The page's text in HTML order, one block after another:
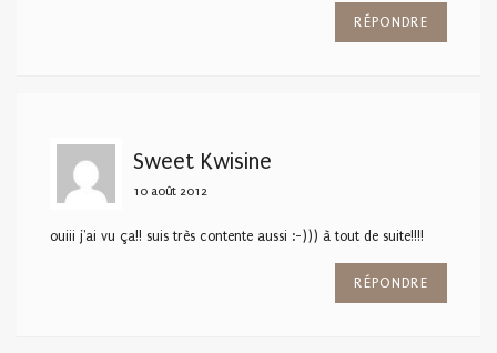
RÉPONDRE
Sweet Kwisine
10 août 2012
ouiii j'ai vu ça!! suis très contente aussi :-))) à tout de suite!!!!
RÉPONDRE